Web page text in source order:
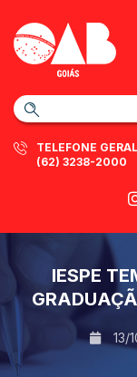
TELEFONE GERAL
(62) 3238-2000
IESPE
13/